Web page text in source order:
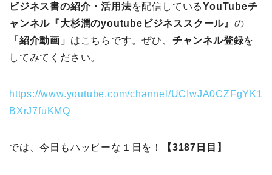
ビジネス書の紹介・活用法を配信しているYouTubeチ
ャンネル『大杉潤のyoutubeビジネススクール』 の
「紹介動画」 はこちらです。ぜひ、 チャンネル登録を
してみてください。
https://www.youtube.com/channel/UCIwJA0CZFgYK1
BXrJ7fuKMQ
では、今日もハッピーな１日を！ 【3187日目】